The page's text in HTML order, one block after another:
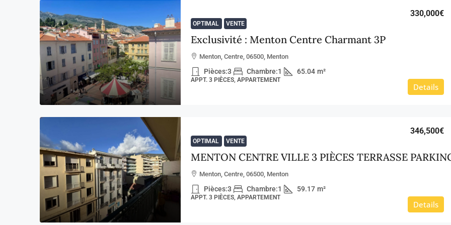
OPTIMAL VENTE
Exclusivité : Menton Centre Charmant 3P
330,000€
Menton, Centre, 06500, Menton
Pièces:3 Chambre:1 65.04 m²
APPT. 3 PIÈCES, APPARTEMENT
Details
OPTIMAL VENTE
346,500€
Menton, Centre, 06500, Menton
Pièces:3 Chambre:1 59.17 m²
APPT. 3 PIÈCES, APPARTEMENT
Details